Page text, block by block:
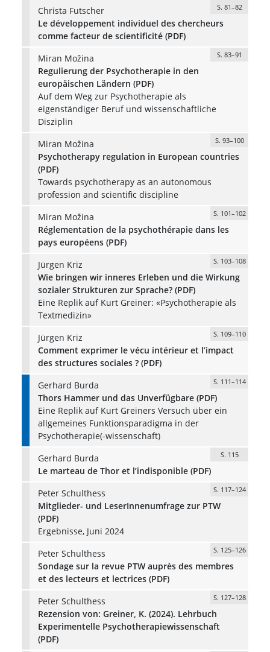
Christa Futscher
S. 81–82
Le développement individuel des chercheurs
comme facteur de scientificité (PDF)
Miran Možina
S. 83–91
Regulierung der Psychotherapie in den
europäischen Ländern (PDF)
Auf dem Weg zur Psychotherapie als
eigenständiger Beruf und wissenschaftliche
Disziplin
Miran Možina
S. 93–100
Psychotherapy regulation in European countries
(PDF)
Towards psychotherapy as an autonomous
profession and scientific discipline
Miran Možina
S. 101–102
Réglementation de la psychothérapie dans les
pays européens (PDF)
Jürgen Kriz
S. 103–108
Wie bringen wir inneres Erleben und die Wirkung
sozialer Strukturen zur Sprache? (PDF)
Eine Replik auf Kurt Greiner: «Psychotherapie als
Textmedizin»
Jürgen Kriz
S. 109–110
Comment exprimer le vécu intérieur et l’impact
des structures sociales ? (PDF)
Gerhard Burda
S. 111–114
Thors Hammer und das Unverfügbare (PDF)
Eine Replik auf Kurt Greiners Versuch über ein
allgemeines Funktionsparadigma in der
Psychotherapie(-wissenschaft)
Gerhard Burda
S. 115
Le marteau de Thor et l’indisponible (PDF)
Peter Schulthess
S. 117–124
Mitglieder- und LeserInnenumfrage zur PTW
(PDF)
Ergebnisse, Juni 2024
Peter Schulthess
S. 125–126
Sondage sur la revue PTW auprès des membres
et des lecteurs et lectrices (PDF)
Peter Schulthess
S. 127–128
Rezension von: Greiner, K. (2024). Lehrbuch
Experimentelle Psychotherapiewissenschaft
(PDF)